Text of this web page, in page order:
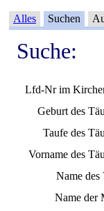
Alles Suchen
Suche:
Lfd-Nr im
Geburt des
Taufe des
Vorname des
Name des
Name der